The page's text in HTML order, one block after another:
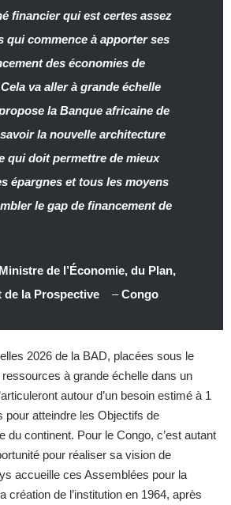
financier qui est certes assez
qui commence à apporter ses
des économies de
va aller à grande échelle
la Banque africaine de
la nouvelle architecture
qui doit permettre de mieux
épargnes et tous les moyens
le gap de financement de
Ministre de l’Économie, du Plan,
de la Prospective
–Congo
2026 de la BAD, placées sous le
à grande échelle dans un
autour d’un besoin estimé à 1
pour atteindre les Objectifs de
du continent. Pour le Congo, c’est autant
pour réaliser sa vision de
accueille ces Assemblées pour la
création de l’institution en 1964, après